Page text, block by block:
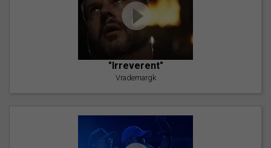
"Irreverent"
Vrademargk